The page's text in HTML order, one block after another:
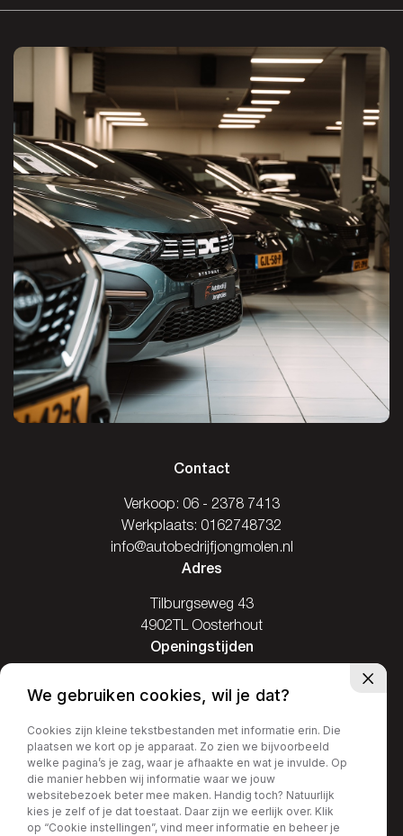
Contact
Verkoop: 06 - 2378 7413
Werkplaats: 0162748732
info@autobedrijfjongmolen.nl
Adres
Tilburgseweg 43
4902TL Oosterhout
Openingstijden
Di / Vr: 08.00-17.30
Za: 09.00-16.00
Zo: Gesloten
We gebruiken cookies, wil je dat?
Cookies zijn kleine tekstbestanden met informatie erin. Die
plaatsen we kort op je apparaat. Zo zien we bijvoorbeeld
welke pagina’s je zag, waar je afhaakte en wat je invulde. Op
die manier hebben wij informatie waar we jouw
websitebezoek beter mee maken. Handig toch? Natuurlijk
kies je zelf of je dat toestaat. Daar zijn we eerlijk over. Klik
op “Cookie instellingen”, vind meer informatie en beheer je